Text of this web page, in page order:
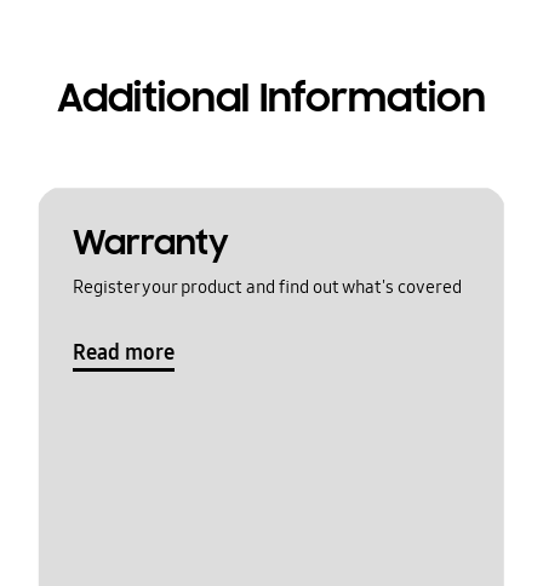
Additional Information
Warranty
Register your product and find out what's covered
Read more